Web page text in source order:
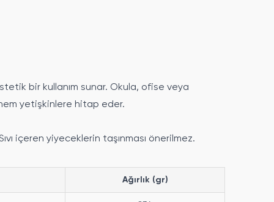
bir kullanım sunar. Okula, ofise veya
yetişkinlere hitap eder.
içeren yiyeceklerin taşınması önerilmez.
Ağırlık (gr)